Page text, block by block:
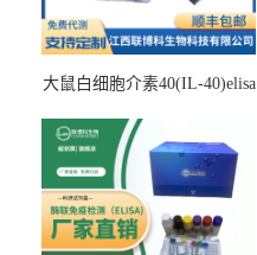
大鼠白细胞介素40(IL-40)elisa